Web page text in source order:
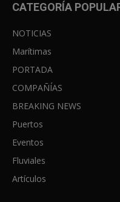
CATEGORÍA
NOTICIAS
Marítimas
PORTADA
COMPAÑÍAS
BREAKING NEWS
Puertos
Eventos
Fluviales
Artículos